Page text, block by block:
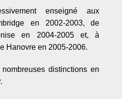
enseigné aux
en 2002-2003, de
en 2004-2005 et, à
Hanovre en 2005-2006.
distinctions en